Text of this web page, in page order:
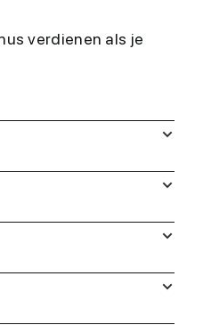
verdienen als je